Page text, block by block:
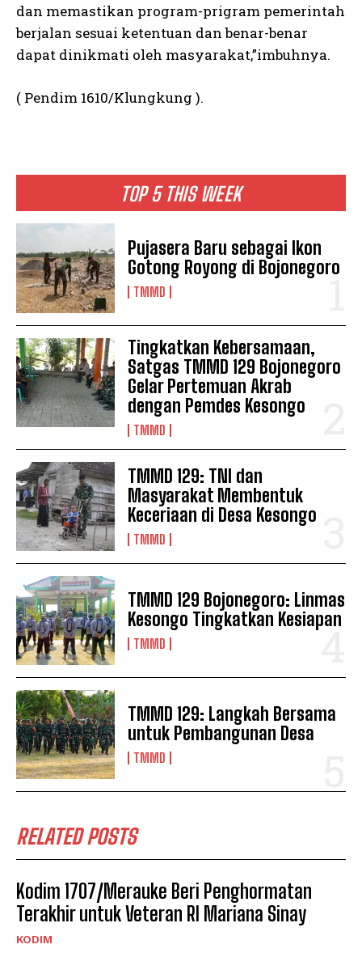
TOP 5 THIS WEEK
Pujasera Baru sebagai Ikon
Gotong Royong di Bojonegoro
TMMD
Tingkatkan Kebersamaan,
Satgas TMMD 129 Bojonegoro
Gelar Pertemuan Akrab
dengan Pemdes Kesongo
TMMD
TMMD 129: TNI dan
Masyarakat Membentuk
Keceriaan di Desa Kesongo
TMMD
TMMD 129 Bojonegoro: Linmas
Kesongo Tingkatkan Kesiapan
TMMD
TMMD 129: Langkah Bersama
untuk Pembangunan Desa
TMMD
RELATED POSTS
Kodim 1707/Merauke Beri Penghormatan
Terakhir untuk Veteran RI Mariana Sinay
KODIM
dan memastikan program-prigram pemerintah
berjalan sesuai ketentuan dan benar-benar
dapat dinikmati oleh masyarakat,”imbuhnya.
( Pendim 1610/Klungkung ).